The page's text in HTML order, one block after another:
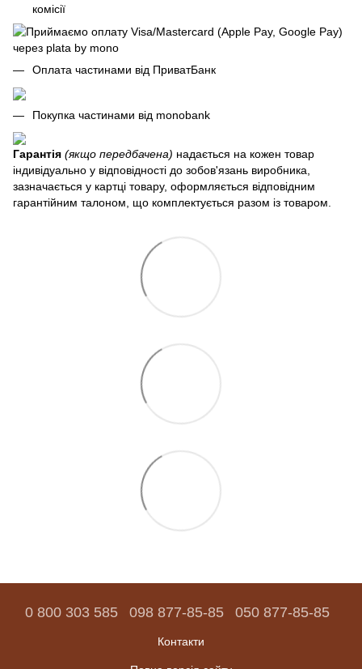
комісії
Оплата частинами від ПриватБанк
Покупка частинами від monobank
Гарантія (якщо передбачена) надається на кожен товар
індивідуально у відповідності до зобов'язань виробника,
зазначається у картці товару, оформляється відповідним
гарантійним талоном, що комплектується разом із товаром.
0 800 303 585 098 877-85-85 050 877-85-85
Контакти